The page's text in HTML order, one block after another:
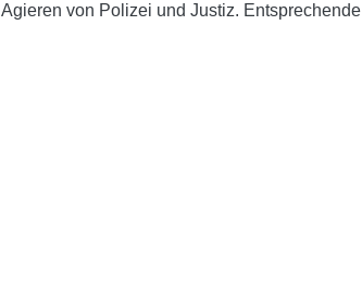
von Polizei und Justiz. Entsprechende